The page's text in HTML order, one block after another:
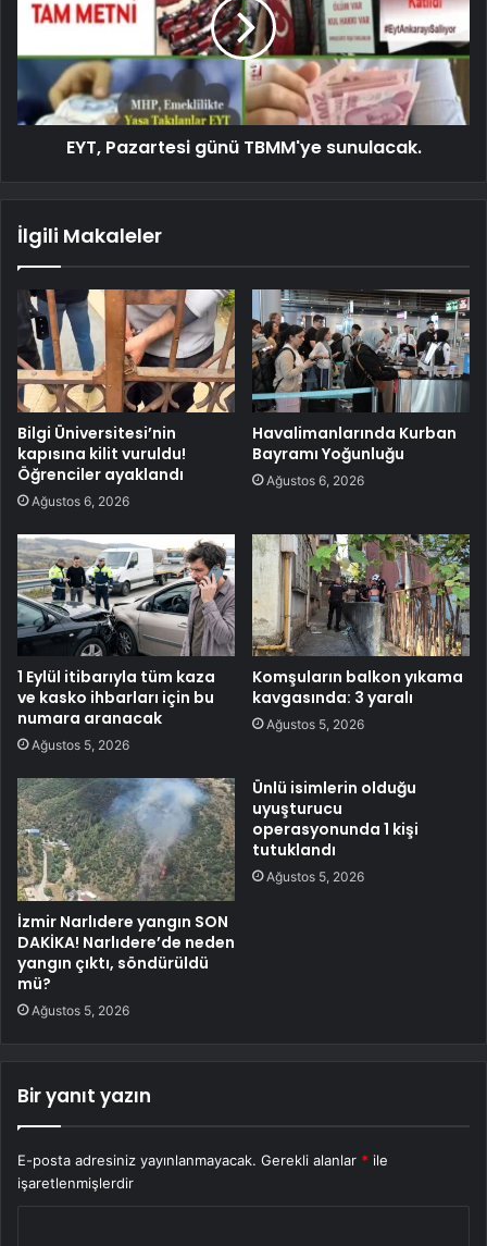
EYT, Pazartesi günü TBMM'ye sunulacak.
İlgili Makaleler
Bilgi Üniversitesi’nin
kapısına kilit vuruldu!
Öğrenciler ayaklandı
Ağustos 6, 2026
Havalimanlarında Kurban
Bayramı Yoğunluğu
Ağustos 6, 2026
1 Eylül itibarıyla tüm kaza
ve kasko ihbarları için bu
numara aranacak
Ağustos 5, 2026
Komşuların balkon yıkama
kavgasında: 3 yaralı
Ağustos 5, 2026
İzmir Narlıdere yangın SON
DAKİKA! Narlıdere’de neden
yangın çıktı, söndürüldü
mü?
Ağustos 5, 2026
Ünlü isimlerin olduğu
uyuşturucu
operasyonunda 1 kişi
tutuklandı
Ağustos 5, 2026
Bir yanıt yazın
E-posta adresiniz yayınlanmayacak. Gerekli alanlar * ile
işaretlenmişlerdir